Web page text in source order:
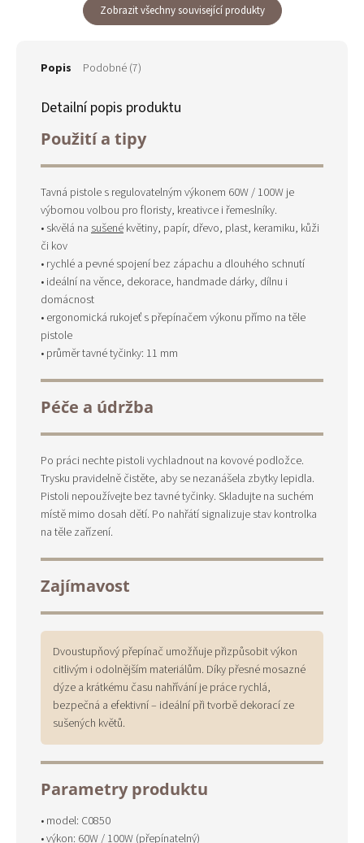
Zobrazit všechny související produkty
Popis Podobné (7)
Detailní popis produktu
Použití a tipy
Tavná pistole s regulovatelným výkonem 60W / 100W je
výbornou volbou pro floristy, kreativce i řemeslníky.
• skvělá na sušené květiny, papír, dřevo, plast, keramiku, kůži
či kov
• rychlé a pevné spojení bez zápachu a dlouhého schnutí
• ideální na věnce, dekorace, handmade dárky, dílnu i
domácnost
• ergonomická rukojeť s přepínačem výkonu přímo na těle
pistole
• průměr tavné tyčinky: 11 mm
Péče a údržba
Po práci nechte pistoli vychladnout na kovové podložce.
Trysku pravidelně čistěte, aby se nezanášela zbytky lepidla.
Pistoli nepoužívejte bez tavné tyčinky. Skladujte na suchém
místě mimo dosah dětí. Po nahřátí signalizuje stav kontrolka
na těle zařízení.
Zajímavost
Dvoustupňový přepínač umožňuje přizpůsobit výkon
citlivým i odolnějším materiálům. Díky přesné mosazné
dýze a krátkému času nahřívání je práce rychlá,
bezpečná a efektivní – ideální při tvorbě dekorací ze
sušených květů.
Parametry produktu
• model: C0850
• výkon: 60W / 100W (přepínatelný)